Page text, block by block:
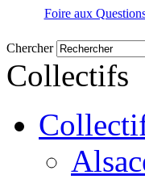
Foire aux
Chercher
Collectifs